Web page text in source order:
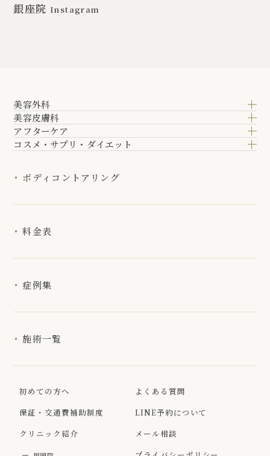
銀座院 Instagram
美容外科
美容皮膚科
アフターケア
コスメ・サプリ・ダイエット
ボディコントアリング
料金表
症例集
施術一覧
初めての方へ
保証・交通費補助制度
クリニック紹介
よくある質問
LINE予約について
メール相談